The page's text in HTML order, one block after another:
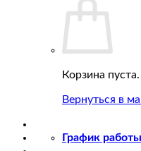
Корзина пуста.
Вернуться в
График